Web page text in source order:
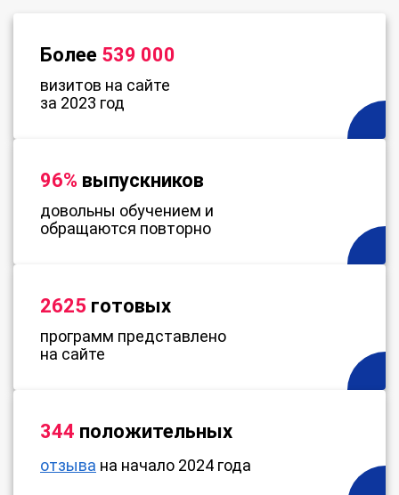
Более 539 000
визитов на сайте
за 2023 год
96% выпускников
довольны обучением и
обращаются повторно
2625 готовых
программ представлено
на сайте
344 положительных
отзыва на начало 2024 года